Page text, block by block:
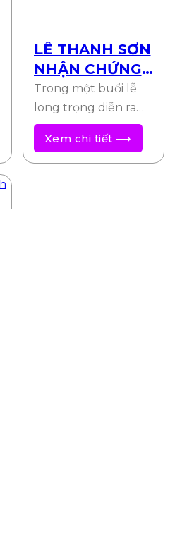
LÊ THANH SƠN
NHẬN CHỨNG
NHẬN
LEADERSHIP
TEAM CỦA BNI
Trong một buổi lễ
long trọng diễn ra
vào ngày 15/3/2024,
ông Lê Thanh Sơn
(Founder Winnet
Xem chi tiết ⟶